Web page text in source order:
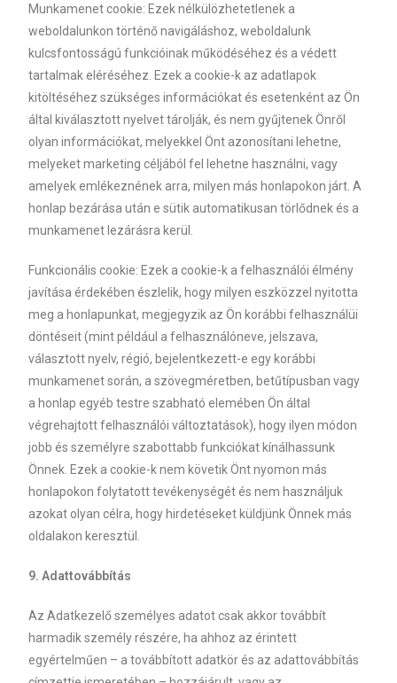
Munkamenet cookie: Ezek nélkülözhetetlenek a
weboldalunkon történő navigáláshoz, weboldalunk
kulcsfontosságú funkcióinak működéséhez és a védett
tartalmak eléréséhez. Ezek a cookie-k az adatlapok
kitöltéséhez szükséges információkat és esetenként az Ön
által kiválasztott nyelvet tárolják, és nem gyűjtenek Önről
olyan információkat, melyekkel Önt azonosítani lehetne,
melyeket marketing céljából fel lehetne használni, vagy
amelyek emlékeznének arra, milyen más honlapokon járt. A
honlap bezárása után e sütik automatikusan törlődnek és a
munkamenet lezárásra kerül.
Funkcionális cookie: Ezek a cookie-k a felhasználói élmény
javítása érdekében észlelik, hogy milyen eszközzel nyitotta
meg a honlapunkat, megjegyzik az Ön korábbi felhasználüi
döntéseit (mint például a felhasználóneve, jelszava,
választott nyelv, régió, bejelentkezett-e egy korábbi
munkamenet során, a szövegméretben, betűtípusban vagy
a honlap egyéb testre szabható elemében Ön által
végrehajtott felhasználói változtatások), hogy ilyen módon
jobb és személyre szabottabb funkciókat kínálhassunk
Önnek. Ezek a cookie-k nem követik Önt nyomon más
honlapokon folytatott tevékenységét és nem használjuk
azokat olyan célra, hogy hirdetéseket küldjünk Önnek más
oldalakon keresztül.
9. Adattovábbítás
Az Adatkezelő személyes adatot csak akkor továbbít
harmadik személy részére, ha ahhoz az érintett
egyértelműen – a továbbított adatkör és az adattovábbítás